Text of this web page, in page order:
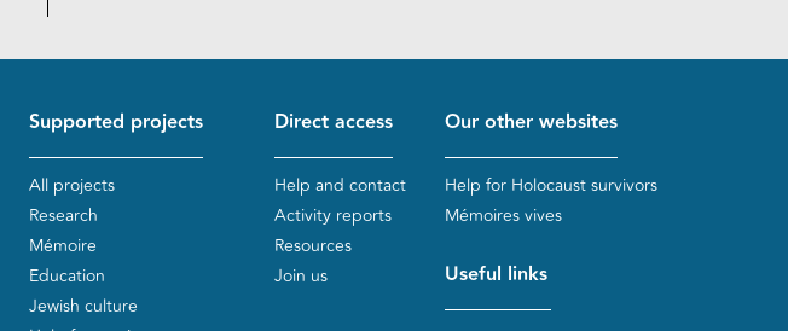
Supported projects
All projects
Research
Mémoire
Education
Jewish culture
Direct access
Help and contact
Activity reports
Resources
Join us
Our other websites
Help for Holocaust survivors
Mémoires vives
Useful links